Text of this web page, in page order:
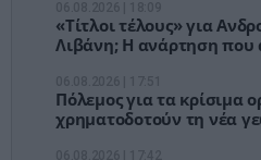
«Τίτλοι τέλους» για
Λιβάνη; Η ανάρτηση
Πόλεμος για τα κρίσιμα
χρηματοδοτούν τη νέα